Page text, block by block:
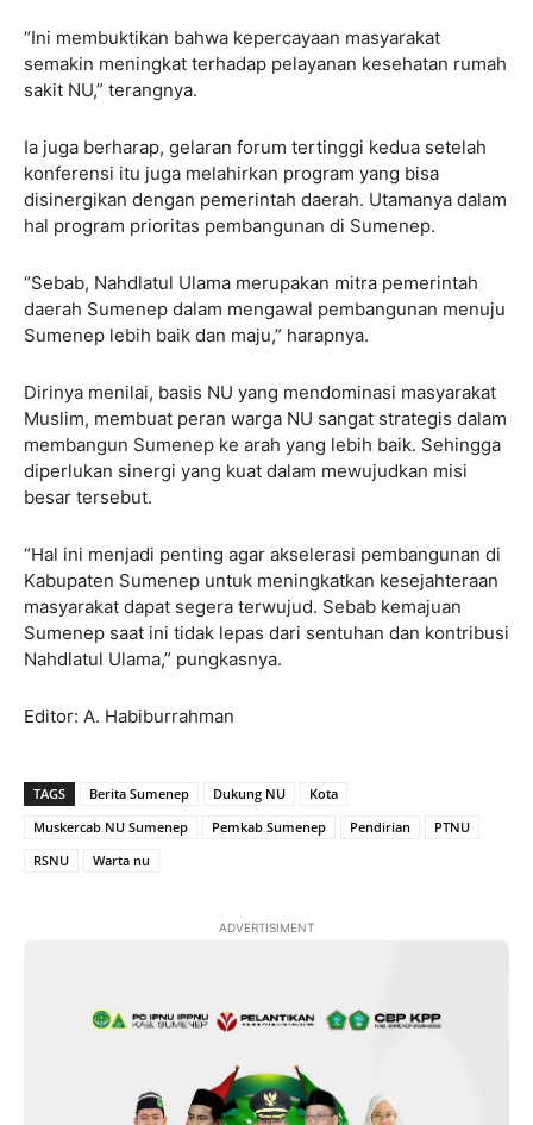
“Ini membuktikan bahwa kepercayaan masyarakat
semakin meningkat terhadap pelayanan kesehatan rumah
sakit NU,” terangnya.
Ia juga berharap, gelaran forum tertinggi kedua setelah
konferensi itu juga melahirkan program yang bisa
disinergikan dengan pemerintah daerah. Utamanya dalam
hal program prioritas pembangunan di Sumenep.
“Sebab, Nahdlatul Ulama merupakan mitra pemerintah
daerah Sumenep dalam mengawal pembangunan menuju
Sumenep lebih baik dan maju,” harapnya.
Dirinya menilai, basis NU yang mendominasi masyarakat
Muslim, membuat peran warga NU sangat strategis dalam
membangun Sumenep ke arah yang lebih baik. Sehingga
diperlukan sinergi yang kuat dalam mewujudkan misi
besar tersebut.
“Hal ini menjadi penting agar akselerasi pembangunan di
Kabupaten Sumenep untuk meningkatkan kesejahteraan
masyarakat dapat segera terwujud. Sebab kemajuan
Sumenep saat ini tidak lepas dari sentuhan dan kontribusi
Nahdlatul Ulama,” pungkasnya.
Editor: A. Habiburrahman
TAGS Berita Sumenep Dukung NU
Kota
Muskercab NU Sumenep
Pemkab Sumenep Pendirian
PTNU
RSNU
Warta nu
ADVERTISIMENT